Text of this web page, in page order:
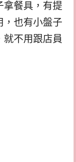
拿餐具，有提
，也有小盤子
就不用跟店員